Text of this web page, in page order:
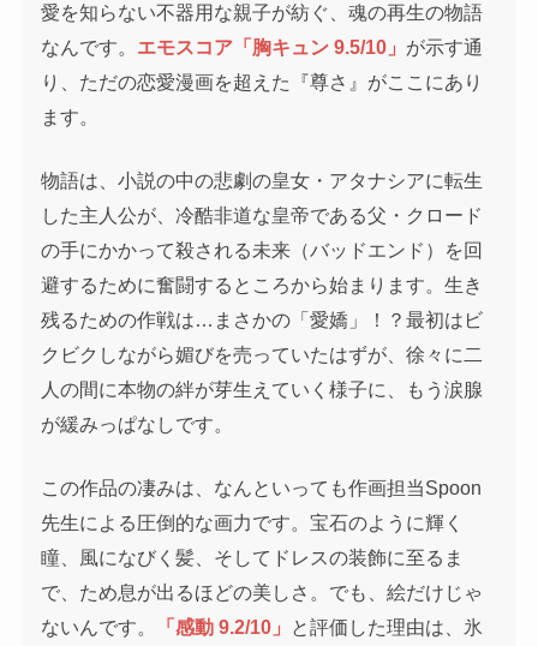
愛を知らない不器用な親子が紡ぐ、魂の再生の物語
なんです。 エモスコア「胸キュン 9.5/10」 が示す通
り、ただの恋愛漫画を超えた『尊さ』がここにあり
ます。
物語は、小説の中の悲劇の皇女・アタナシアに転生
した主人公が、冷酷非道な皇帝である父・クロード
の手にかかって殺される未来（バッドエンド）を回
避するために奮闘するところから始まります。生き
残るための作戦は…まさかの「愛嬌」！？最初はビ
クビクしながら媚びを売っていたはずが、徐々に二
人の間に本物の絆が芽生えていく様子に、もう涙腺
が緩みっぱなしです。
この作品の凄みは、なんといっても作画担当Spoon
先生による圧倒的な画力です。宝石のように輝く
瞳、風になびく髪、そしてドレスの装飾に至るま
で、ため息が出るほどの美しさ。でも、絵だけじゃ
ないんです。
「感動 9.2/10」 と評価した理由は、氷